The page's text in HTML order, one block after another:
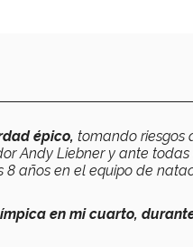
épico, tomando riesgos
Andy Liebner y ante
8 años en el equipo de
en mi cuarto,